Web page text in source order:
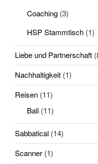
Coaching (3)
HSP Stammtisch (1)
Liebe und Partnerschaft
Nachhaltigkeit (1)
Reisen (11)
Bali (11)
Sabbatical (14)
Scanner (1)